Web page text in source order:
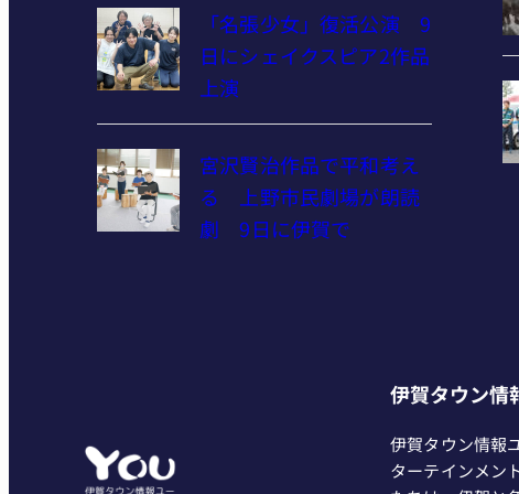
「名張少女」復活公演 9
日にシェイクスピア2作品
上演
宮沢賢治作品で平和考え
る 上野市民劇場が朗読
劇 9日に伊賀で
伊賀タウン情
伊賀タウン情報
ターテインメン